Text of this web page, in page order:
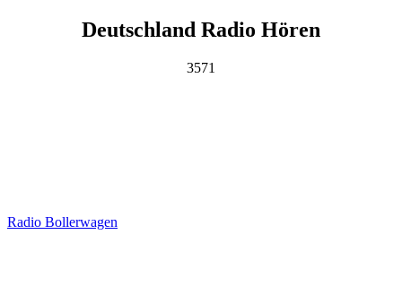
Deutschland Radio Hören
3571
Radio Bollerwagen